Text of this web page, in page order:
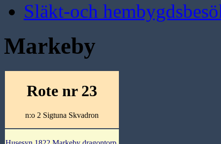
Släkt-och
Markeby
Rote nr 23
n:o 2 Sigtuna Skvadron